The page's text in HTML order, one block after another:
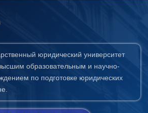
юридический университет
образовательным и научно-
по подготовке юридических